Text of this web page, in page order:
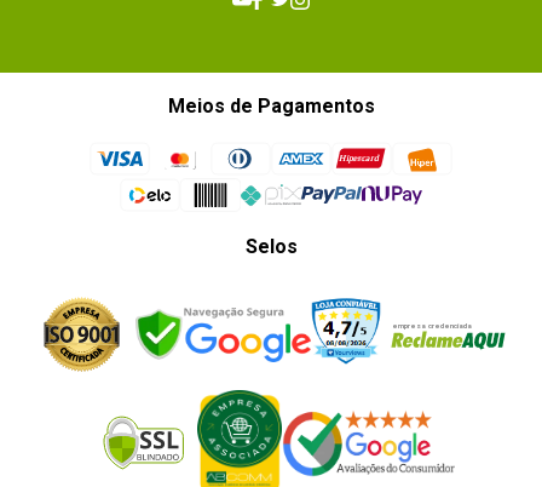
Meios de Pagamentos
Selos